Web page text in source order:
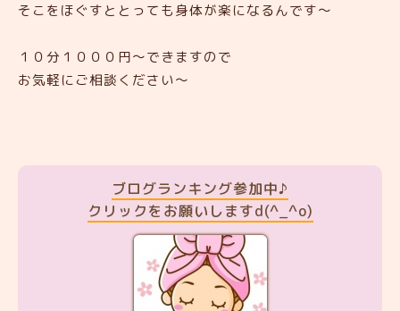
そこをほぐすととっても身体が楽になるんです～
１０分１０００円～できますので
お気軽にご相談ください～
ブログランキング参加中♪
クリックをお願いしますd(^_^o)